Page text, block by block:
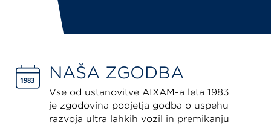
NAŠA ZGODBA
Vse od ustanovitve AIXAM-a leta 1983
je zgodovina podjetja godba o uspehu
razvoja ultra lahkih vozil in premikanju